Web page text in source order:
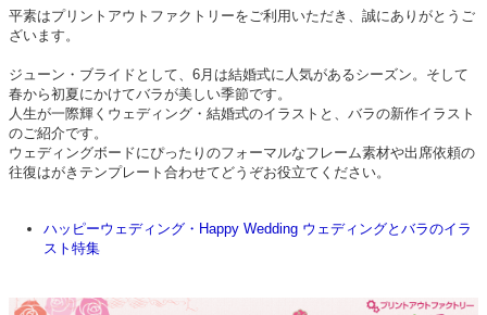
平素はプリントアウトファクトリーをご利用いただき、誠にありがとうご
ざいます。
ジューン・ブライドとして、6月は結婚式に人気があるシーズン。そして
春から初夏にかけてバラが美しい季節です。
人生が一際輝くウェディング・結婚式のイラストと、バラの新作イラスト
のご紹介です。
ウェディングボードにぴったりのフォーマルなフレーム素材や出席依頼の
往復はがきテンプレート合わせてどうぞお役立てください。
ハッピーウェディング・Happy Wedding ウェディングとバラのイラ
スト特集